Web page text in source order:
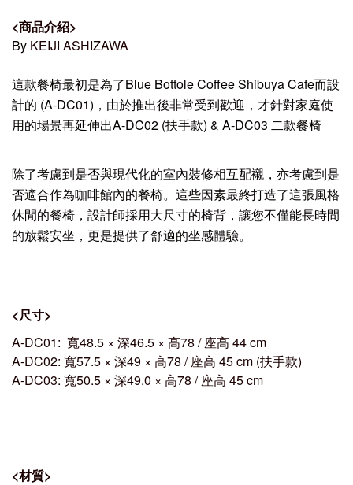
<商品介紹>
By KEIJI ASHIZAWA
這款餐椅最初是為了Blue Bottole Coffee Shibuya Cafe而設
計的 (A-DC01)，由於推出後非常受到歡迎，才針對家庭使
用的場景再延伸出A-DC02 (扶手款) & A-DC03 二款餐椅
除了考慮到是否與現代化的室內裝修相互配襯，亦考慮到是
否適合作為咖啡館內的餐椅。這些因素最終打造了這張風格
休閒的餐椅，設計師採用大尺寸的椅背，讓您不僅能長時間
的放鬆安坐，更是提供了舒適的坐感體驗。
<尺寸>
A-DC01: 寬48.5 × 深46.5 × 高78 / 座高 44 cm
A-DC02: 寬57.5 × 深49 × 高78 / 座高 45 cm (扶手款)
A-DC03: 寬50.5 × 深49.0 × 高78 / 座高 45 cm
<材質>